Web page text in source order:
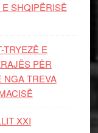
SHQIPËRISË
E
PËR
NGA TREVA
XXI